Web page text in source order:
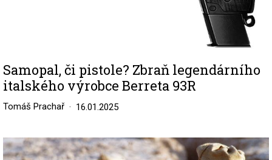
Samopal, či pistole? Zbraň legendárního
italského výrobce Berreta 93R
Tomáš Prachař 16.01.2025
Image